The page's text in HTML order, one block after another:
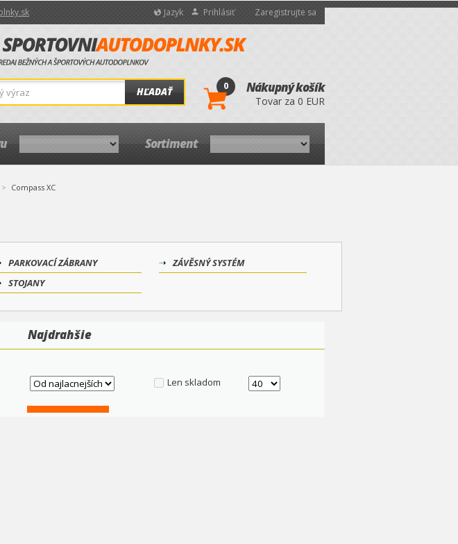
Jazyk Prihlásiť Zaregistrujte sa
HĽADAŤ 0 Nákupný košík
Tovar za 0 EUR
Sortiment
Compass XC
PARKOVACÍ ZÁBRANY
STOJANY
ZÁVĚSNÝ SYSTÉM
Najdrahšie
Len skladom